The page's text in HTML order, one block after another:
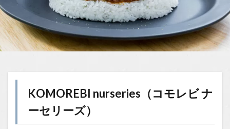
KOMOREBI nurseries（コモレビ ナ
ーセリーズ）